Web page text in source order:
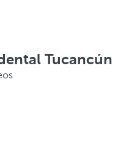
Tucancún